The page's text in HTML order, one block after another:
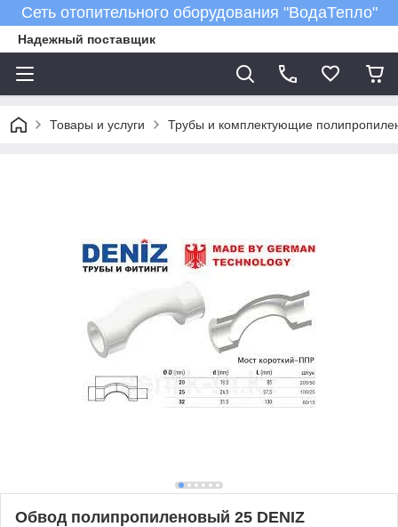
Сеть отопительного оборудования "ВодаТепло"
Надежный поставщик
Товары и услуги Трубы и комплектующие
Обвод полипропиленовый 25 DENIZ